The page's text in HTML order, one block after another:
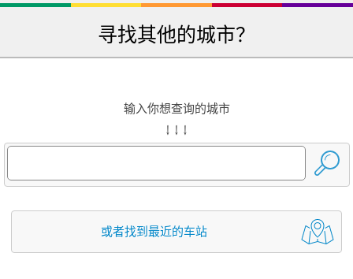
寻找其他的城市？
输入你想查询的城市
↓ ↓ ↓
或者找到最近的车站